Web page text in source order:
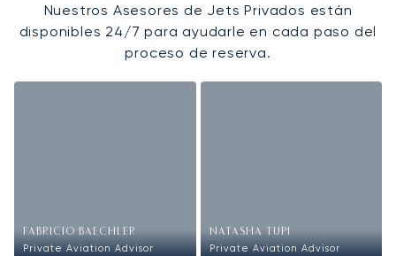
Nuestros Asesores de Jets Privados están
disponibles 24/7 para ayudarle en cada paso del
proceso de reserva.
FABRICIO BAECHLER
Private Aviation Advisor
NATASHA TUPI
Private Aviation Advisor